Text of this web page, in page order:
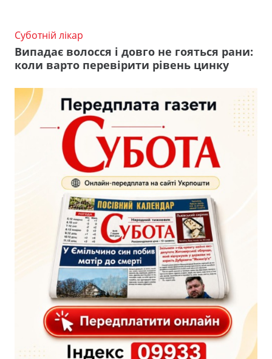
Суботній лікар
Випадає волосся і довго не гояться рани:
коли варто перевірити рівень цинку